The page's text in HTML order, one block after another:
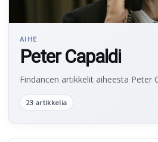
AIHE
Peter Capaldi
Findancen artikkelit aiheesta Peter
23 artikkelia